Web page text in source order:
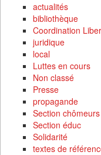
actualités
bibliothèque
Coordination
juridique
local
Luttes en cours
Non classé
Presse
propagande
Section chômeurs
Section éduc
Solidarité
textes de